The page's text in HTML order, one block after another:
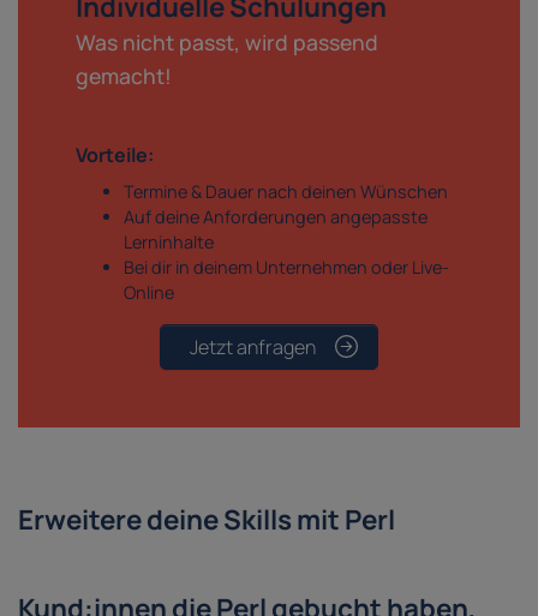
Was nicht passt, wird passend
gemacht!
Vorteile:
Termine & Dauer nach deinen Wünschen
Auf deine Anforderungen angepasste
Lerninhalte
Bei dir in deinem Unternehmen oder Live-
Online
Jetzt anfragen
Erweitere deine Skills mit Perl
Kund:innen die Perl gebucht haben,